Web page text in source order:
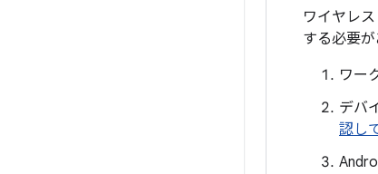
ワイヤレ
する必要が
ワー
デバ
認し